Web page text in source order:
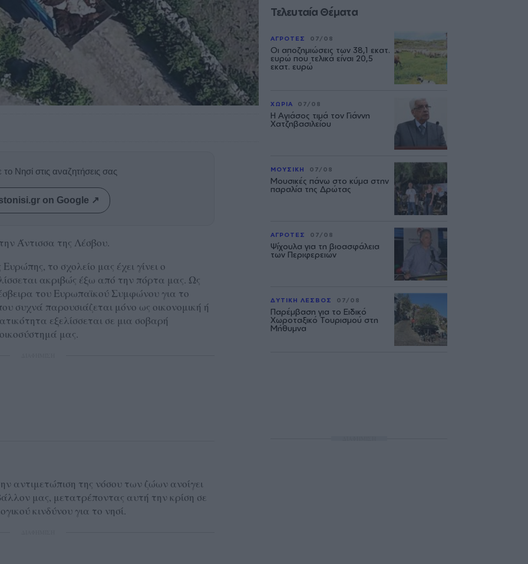
Νησί στις αναζητήσεις σας
on Google ↗
Άντισσα της Λέσβου.
το σχολείο μας έχει γίνει ο
ακριβώς έξω από την πόρτα μας. Ως
του Ευρωπαϊκού Συμφώνου για το
συχνά παρουσιάζεται μόνο ως οικονομική ή
εξελίσσεται σε μια σοβαρή
μας.
αντιμετώπιση της νόσου των ζώων ανοίγει
μας, μετατρέποντας αυτή την κρίση σε
κινδύνου για το νησί.
Τελευταία Θέματα
ΑΓΡΟΤΕΣ 07/08
Οι αποζημιώσεις των 38,1 εκατ.
ευρώ που τελικά είναι 20,5
εκατ. ευρώ
ΧΩΡΙΑ 07/08
Η Αγιάσος τιμά τον Γιάννη
Χατζηβασιλείου
ΜΟΥΣΙΚΗ 07/08
Μουσικές πάνω στο κύμα στην
παραλία της Δρώτας
ΑΓΡΟΤΕΣ 07/08
Ψίχουλα για τη βιοασφάλεια
των Περιφερειών
ΔΥΤΙΚΗ ΛΕΣΒΟΣ 07/08
Παρέμβαση για το Ειδικό
Χωροταξικό Τουρισμού στη
Μήθυμνα